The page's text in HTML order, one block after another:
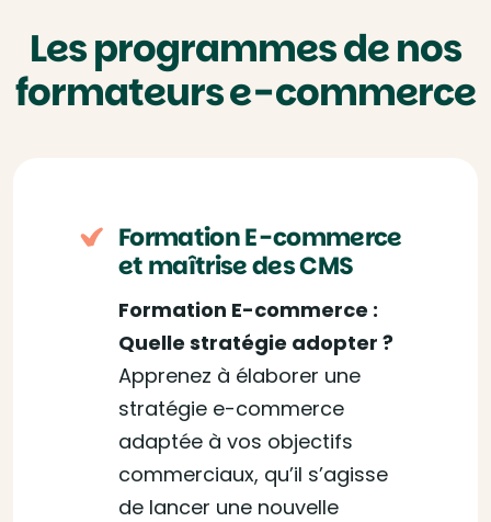
Les programmes de nos
formateurs e-commerce
Formation E-commerce
et maîtrise des CMS
Formation E-commerce :
Quelle stratégie adopter ?
Apprenez à élaborer une
stratégie e-commerce
adaptée à vos objectifs
commerciaux, qu’il s’agisse
de lancer une nouvelle